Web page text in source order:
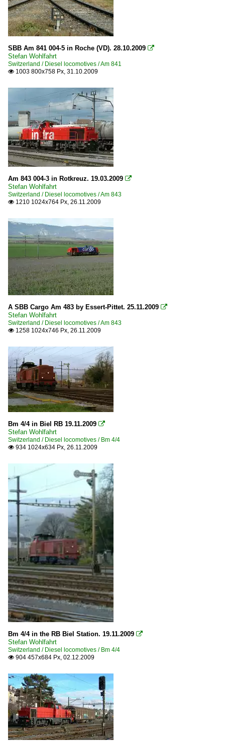
SBB Am 841 004-5 in Roche (VD). 28.10.2009 
Stefan Wohlfahrt
Switzerland / Diesel locomotives / Am 841
 1003 800x758 Px, 31.10.2009
Am 843 004-3 in Rotkreuz. 19.03.2009 
Stefan Wohlfahrt
Switzerland / Diesel locomotives / Am 843
 1210 1024x764 Px, 26.11.2009
A SBB Cargo Am 483 by Essert-Pittet. 25.11.2009 
Stefan Wohlfahrt
Switzerland / Diesel locomotives / Am 843
 1258 1024x746 Px, 26.11.2009
Bm 4/4 in Biel RB 19.11.2009 
Stefan Wohlfahrt
Switzerland / Diesel locomotives / Bm 4/4
 934 1024x634 Px, 26.11.2009
Bm 4/4 in the RB Biel Station. 19.11.2009 
Stefan Wohlfahrt
Switzerland / Diesel locomotives / Bm 4/4
 904 457x684 Px, 02.12.2009